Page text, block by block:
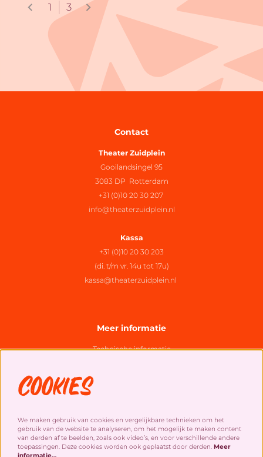
1 3
Contact
Theater Zuidplein
Gooilandsingel 95
3083 DP Rotterdam
+31 (0)10 20 30 207
info@theaterzuidplein.nl
Kassa
+31 (0)10 20 30 203
(di. t/m vr. 14u tot 17u)
kassa@theaterzuidplein.nl
Meer informatie
Technische informatie
Algemene bezoekersvoorwaarden
Cookies
Social Media
Cookies
We maken gebruik van cookies en vergelijkbare technieken om het
gebruik van de website te analyseren, om het mogelijk te maken content
van derden af te beelden, zoals ook video’s, en voor verschillende andere
toepassingen. Deze cookies worden ook geplaatst door derden. Meer